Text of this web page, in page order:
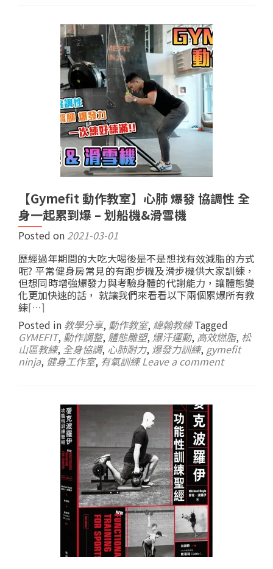
【Gymefit 動作教室】心肺 爆發 協調性 全
身一起累到爆 – 划船機&滑雪機
Posted on 2021-03-01
歷經過年期間的大吃大喝後是不是想找有效減脂的方式
呢? 平常健身房常見的有跑步機及滑步機供大家訓練，
但想同時增強爆發力與考驗身體的代謝能力，讓體態變
化更加快速的話， 就讓我們來看看以下兩個累爆所有教
練[…]
Posted in 教學分享, 動作教室, 緯翰教練 Tagged
GYMEFIT, 動作調整, 體態雕塑, 爆汗運動, 高效燃脂, 松
山區教練, 全身協調, 心肺耐力, 爆發力訓練, gymefit
ninja, 健身工作室, 有氧訓練 Leave a comment